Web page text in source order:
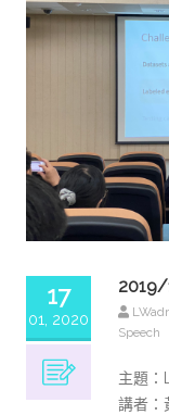
17
01, 2020
2019/
Speech
主題
講者：